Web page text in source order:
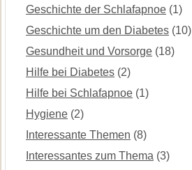
Geschichte der Schlafapnoe (1)
Geschichte um den Diabetes (10)
Gesundheit und Vorsorge (18)
Hilfe bei Diabetes (2)
Hilfe bei Schlafapnoe (1)
Hygiene (2)
Interessante Themen (8)
Interessantes zum Thema (3)